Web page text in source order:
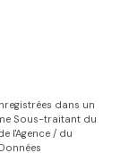
dans un
Sous-traitant du
l'Agence / du